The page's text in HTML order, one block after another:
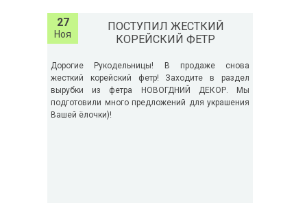
27
Ноя
ПОСТУПИЛ ЖЕСТКИЙ
КОРЕЙСКИЙ ФЕТР
Дорогие Рукодельницы! В продаже снова
жесткий корейский фетр! Заходите в раздел
вырубки из фетра НОВОГДНИЙ ДЕКОР. Мы
подготовили много предложений для украшения
Вашей ёлочки)!